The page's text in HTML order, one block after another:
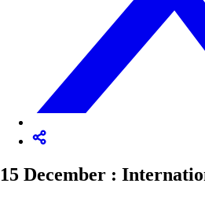
15 December :